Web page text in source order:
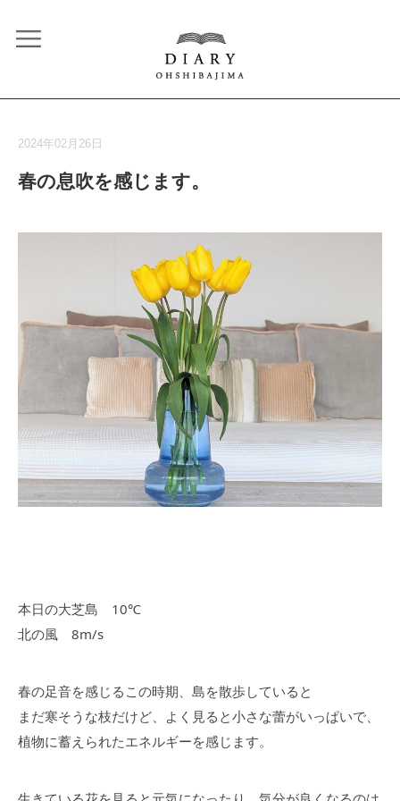
2024年02月26日
春の息吹を感じます。
本日の大芝島 10℃
北の風 8m/s
春の足音を感じるこの時期、島を散歩していると
まだ寒そうな枝だけど、よく見ると小さな蕾がいっぱいで、
植物に蓄えられたエネルギーを感じます。